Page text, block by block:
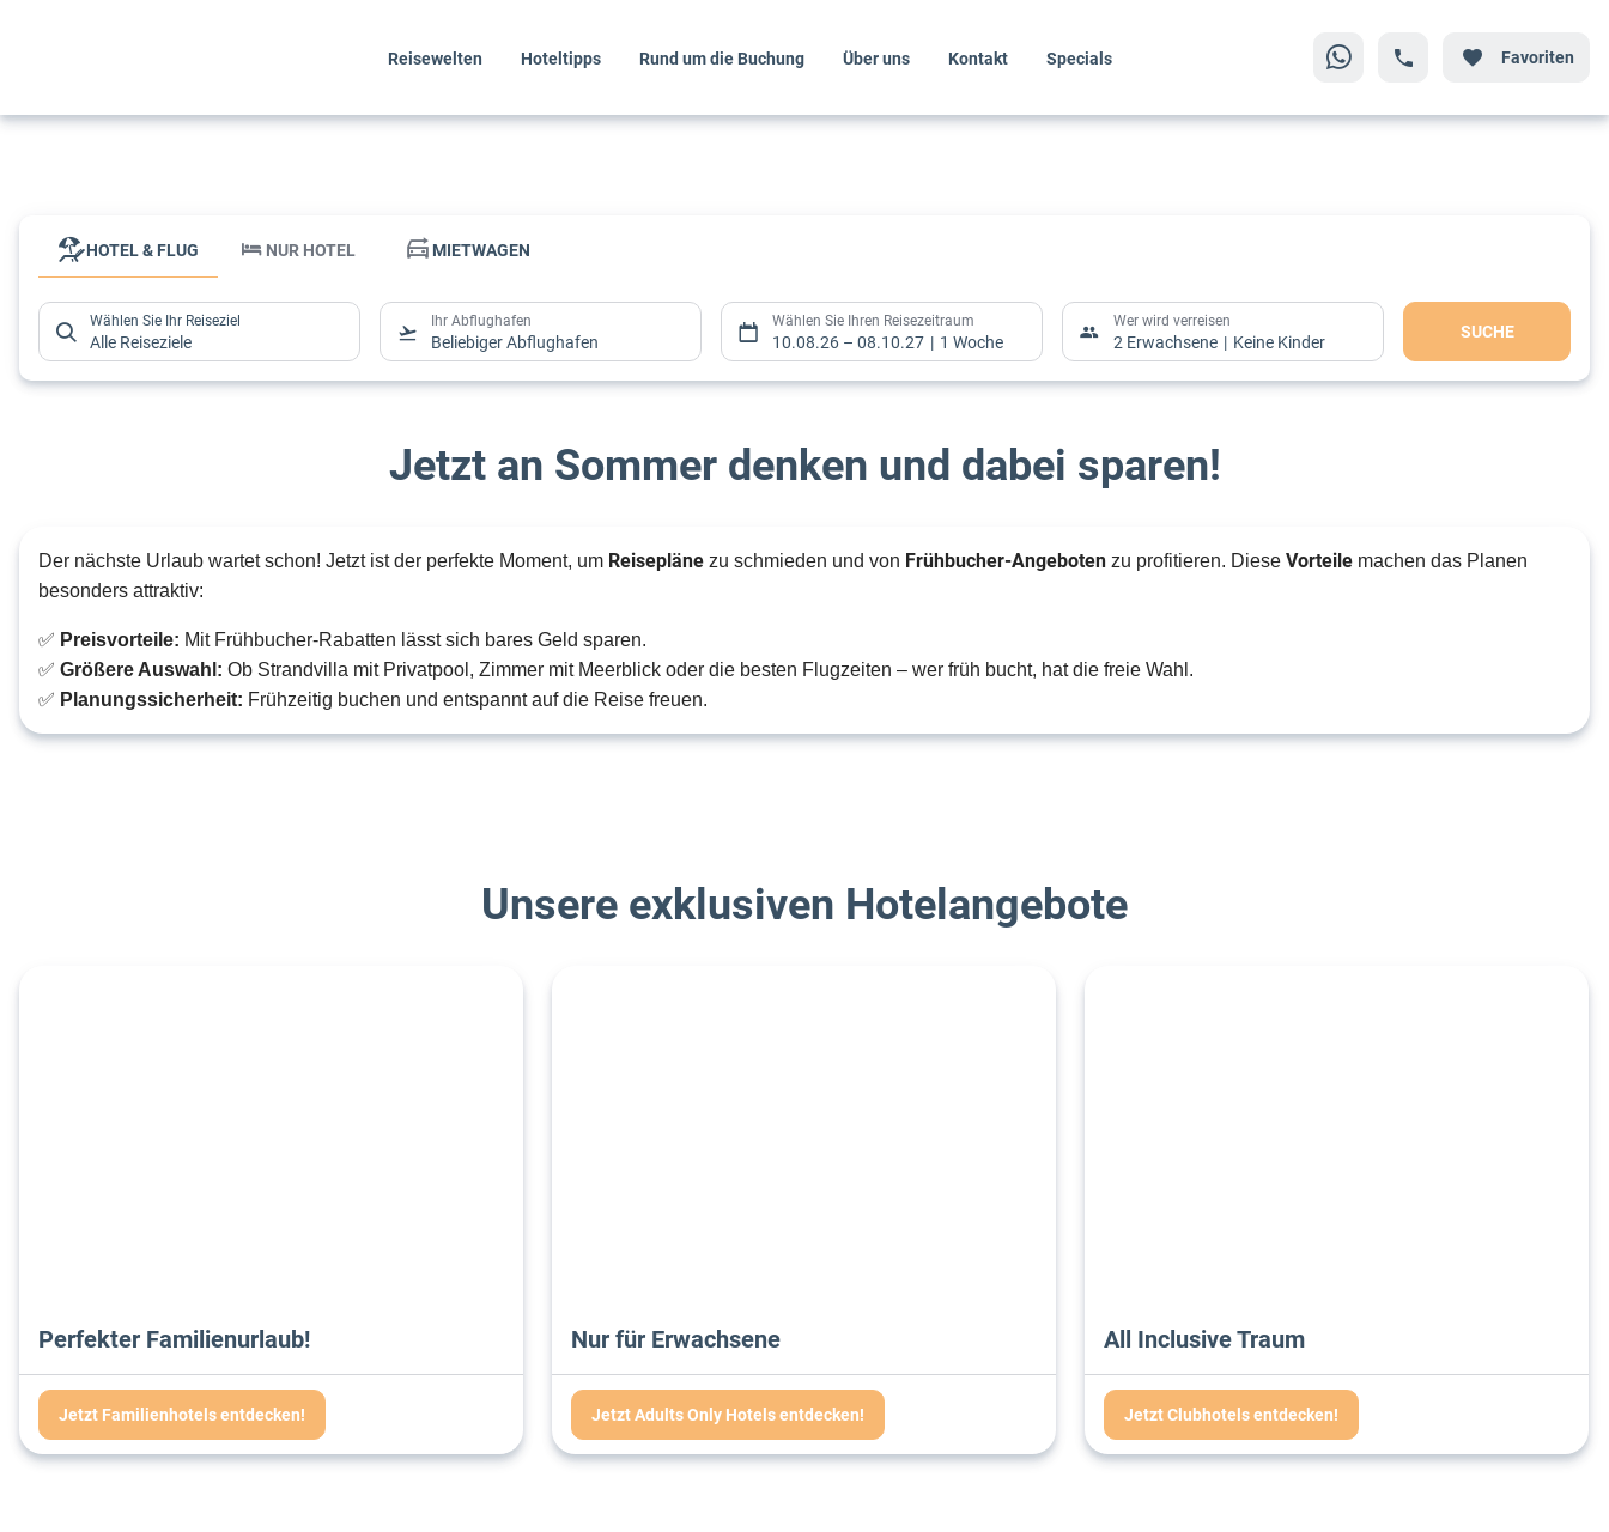
Reisewelten Hoteltipps Rund um die Buchung Über uns Kontakt Specials Favoriten
HOTEL & FLUG NUR HOTEL MIETWAGEN
Wählen Sie Ihr Reiseziel
Alle Reiseziele
Ihr Abflughafen
Beliebiger Abflughafen
Wählen Sie Ihren Reisezeitraum
10.08.26 – 08.10.27 1 Woche
Wer wird verreisen
2 Erwachsene Keine Kinder SUCHE
Ihr Abflughafen
Beliebiger Abflughafen
Wählen Sie Ihren Reisezeitraum
10.08.26 – 08.10.27 1 Woche
Wer wird verreisen
2 Erwachsene
Jetzt an Sommer denken und dabei sparen!
Der nächste Urlaub wartet schon! Jetzt ist der perfekte Moment, um Reisepläne zu schmieden und von Frühbucher-Angeboten zu profitieren. Diese Vorteile machen das Planen
besonders attraktiv:
✅ Preisvorteile: Mit Frühbucher-Rabatten lässt sich bares Geld sparen.
✅ Größere Auswahl: Ob Strandvilla mit Privatpool, Zimmer mit Meerblick oder die besten Flugzeiten – wer früh bucht, hat die freie Wahl.
✅ Planungssicherheit: Frühzeitig buchen und entspannt auf die Reise freuen.
Unsere exklusiven Hotelangebote
Perfekter Familienurlaub!
Jetzt Familienhotels entdecken!
Nur für Erwachsene
Jetzt Adults Only Hotels entdecken!
All Inclusive Traum
Jetzt Clubhotels entdecken!